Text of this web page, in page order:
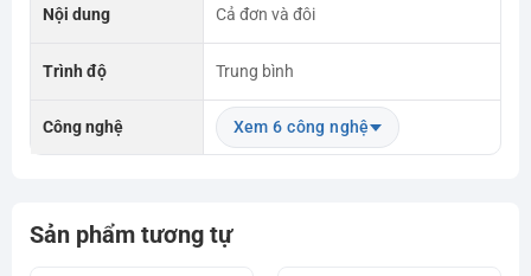
Nội dung Cả đơn và đôi
Trình độ Trung bình
Công nghệ Xem 6 công nghệ
Sản phẩm tương tự